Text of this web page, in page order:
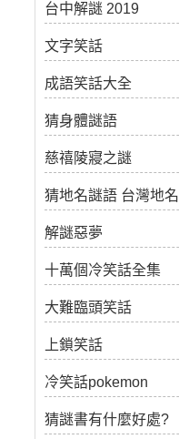
台中解謎 2019
文字笑話
成語笑話大全
猜身體謎語
慈禧陵寢之謎
猜地名謎語 台灣地名
解謎惡夢
十萬個冷笑話全集
大難臨頭笑話
上鎖笑話
冷笑話pokemon
猜謎書有什麼好處?